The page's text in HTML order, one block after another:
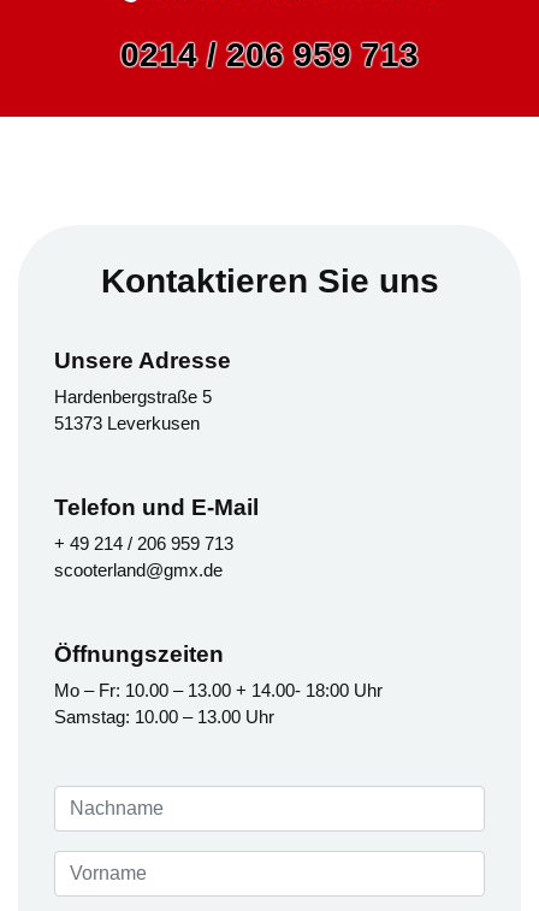
0214 / 206 959 713
Kontaktieren Sie uns
Unsere Adresse
Hardenbergstraße 5
51373 Leverkusen
Telefon und E-Mail
+ 49 214 / 206 959 713
scooterland@gmx.de
Öffnungszeiten
Mo – Fr: 10.00 – 13.00 + 14.00- 18:00 Uhr
Samstag: 10.00 – 13.00 Uhr